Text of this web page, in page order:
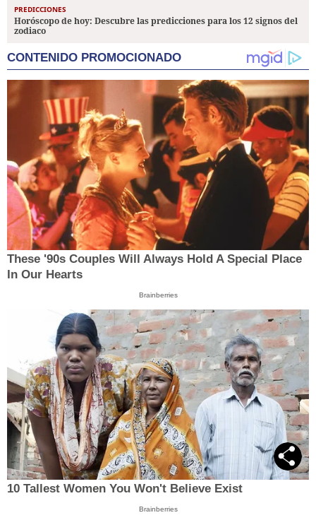
PREDICCIONES
Horóscopo de hoy: Descubre las predicciones para los 12 signos del
zodiaco
CONTENIDO PROMOCIONADO
These '90s Couples Will Always Hold A Special Place
In Our Hearts
Brainberries
10 Tallest Women You Won't Believe Exist
Brainberries